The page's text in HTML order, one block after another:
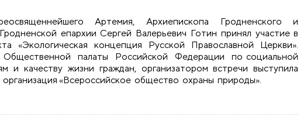
Артемия, Архиепископа Гродненского и
епархии Сергей Валерьевич Готин принял участие в
«Экологическая концепция Русской Православной Церкви».
Общественной палаты Российской Федерации по социальной
и качеству жизни граждан, организатором встречи выступила
«Всероссийское общество охраны природы».